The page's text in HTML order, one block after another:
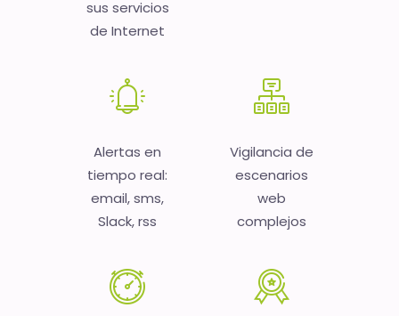
sus servicios
de Internet
Alertas en
tiempo real:
email, sms,
Slack, rss
Vigilancia de
escenarios
web
complejos